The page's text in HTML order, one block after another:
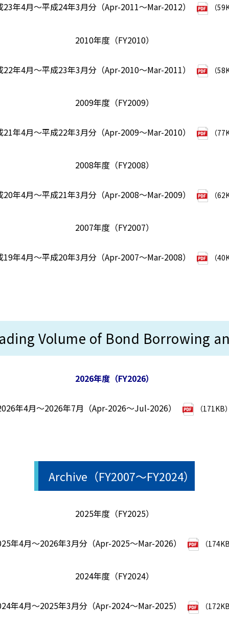
23年4月～平成24年3月分（Apr-2011～Mar-2012） （
2010年度（FY2010）
22年4月～平成23年3月分（Apr-2010～Mar-2011） （
2009年度（FY2009）
21年4月～平成22年3月分（Apr-2009～Mar-2010） （
2008年度（FY2008）
20年4月～平成21年3月分（Apr-2008～Mar-2009） （
2007年度（FY2007）
19年4月～平成20年3月分（Apr-2007～Mar-2008） （
Volume of Bond Borrowing
2026年度（FY2026）
年4月～2026年7月（Apr-2026～Jul-2026） （171KB
Archive（FY2007～FY2024）
2025年度（FY2025）
年4月～2026年3月分（Apr-2025～Mar-2026） （
2024年度（FY2024）
年4月～2025年3月分（Apr-2024～Mar-2025） （